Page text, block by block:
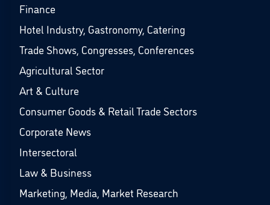
Finance
Hotel Industry, Gastronomy, Catering
Trade Shows, Congresses, Conferences
Agricultural Sector
Art & Culture
Consumer Goods & Retail Trade Sectors
Corporate News
Intersectoral
Law & Business
Marketing, Media, Market Research